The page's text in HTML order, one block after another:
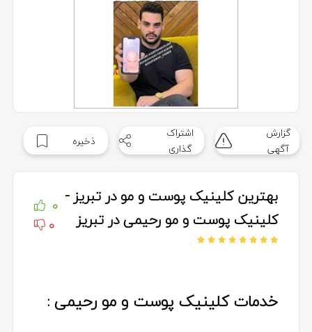
گزارش
آگهی
اشتراک
گذاری
ذخیره
بهترین کلینیک پوست و مو در تبریز -
کلینیک پوست و مو رحیمی در تبریز
0
0
خدمات کلینیک پوست و مو رحیمی :